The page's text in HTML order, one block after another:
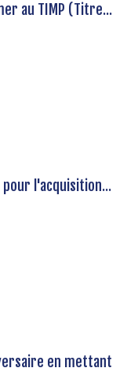
au TIMP (Titre...
l'acquisition...
en mettant